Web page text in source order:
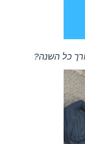
כל השנה?